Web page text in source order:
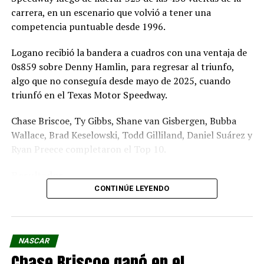
PRÓXIMA NOTICIA
Joey Logano inauguró una nueva era ganando en el L.A.
NO TE PIERDAS
El desembarco de Floyd Mayweather en la Nascar Cup
Series
carrera, en un escenario que volvió a tener una
competencia puntuable desde 1996.
Logano recibió la bandera a cuadros con una ventaja de
0s859 sobre Denny Hamlin, para regresar al triunfo,
algo que no conseguía desde mayo de 2025, cuando
triunfó en el Texas Motor Speedway.
Chase Briscoe, Ty Gibbs, Shane van Gisbergen, Bubba
Wallace, Brad Keselowski, Todd Gilliland, Daniel Suárez y
Ryan Preece completaron el Top 10.
FOTO: REDES NASCAR
CONTINÚE LEYENDO
NASCAR